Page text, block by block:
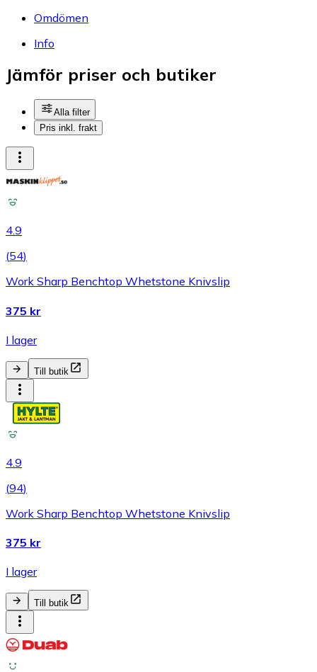
Omdömen
Info
Jämför priser och butiker
Alla filter
Pris inkl. frakt
4.9
(54)
Work Sharp Benchtop Whetstone Knivslip
375 kr
I lager
Till butik
4.9
(94)
Work Sharp Benchtop Whetstone Knivslip
375 kr
I lager
Till butik